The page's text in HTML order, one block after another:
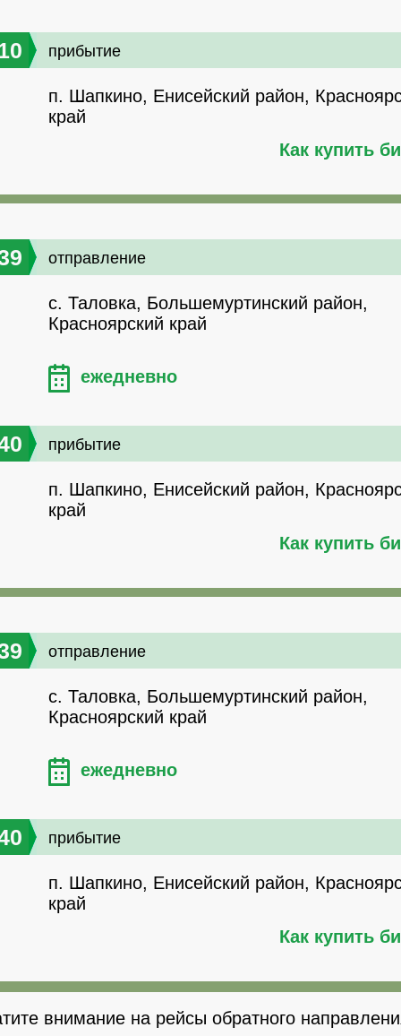
прибытие
п. Шапкино, Енисейский район,
край
Как купить
отправление
с. Таловка, Большемуртинский район,
Красноярский край
ежедневно
прибытие
п. Шапкино, Енисейский район,
край
Как купить
отправление
с. Таловка, Большемуртинский район,
Красноярский край
ежедневно
прибытие
п. Шапкино, Енисейский район,
край
Как купить
внимание на рейсы обратного